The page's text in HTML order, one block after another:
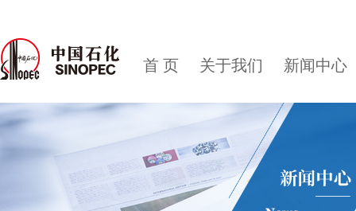
首 页 关于我们 新闻中心